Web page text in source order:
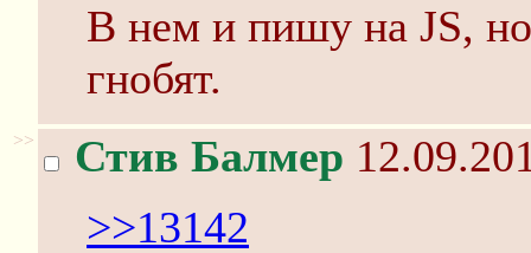
В нем и пишу на JS,
гнобят.
>> Стив Балмер
>>13142